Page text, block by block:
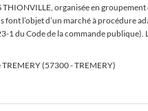
THIONVILLE, organisée en
font l’objet d’un marché à procédure
1 du Code de la commande publique).
(57300 - TREMERY)